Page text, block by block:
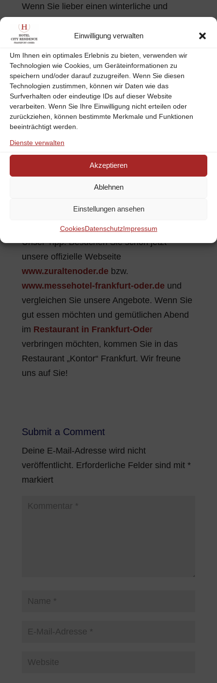
Einwilligung verwalten
Um Ihnen ein optimales Erlebnis zu bieten, verwenden wir
Technologien wie Cookies, um Geräteinformationen zu
speichern und/oder darauf zuzugreifen. Wenn Sie diesen
Technologien zustimmen, können wir Daten wie das
Surfverhalten oder eindeutige IDs auf dieser Website
verarbeiten. Wenn Sie Ihre Einwilligung nicht erteilen oder
zurückziehen, können bestimmte Merkmale und Funktionen
beeinträchtigt werden.
Dienste verwalten
Akzeptieren
Ablehnen
Einstellungen ansehen
CookiesDatenschutzImpressum
Wenn Sie lieber einen winterliche und
können Sie noch bis Ende Februar die
im Museum Viadrina sehen. Hier zeigt das
Museum besondere Kunstwerke dieser
Glaskugeln mit Schneeeffekt.
Wir beraten Sie gerne zu den
unterhaltsamsten kulturellen
Veranstaltungen während Ihres Aufenthalts
Hotel in Frankfurt-Oder
Kommen Sie gerne auf uns zu und wählen
Sie Veranstaltungen ganz nach Ihrem
Geschmack aus, die Ihren
Aufenthalt in
Unser Tipp: Besuchen Sie schon jetzt
unsere offizielle Webseite
www.zuraltenoder.de bzw.
www.messehotel-frankfurt-oder.de und
vergleichen Sie unsere Angebote. Wenn Sie
gut essen möchten und gemütlichen Abend
im Restaurant in Frankfurt-Oder
verbringen möchten, kommen Sie in das
Restaurant „Kontor“ Frankfurt. Wir freune
uns auf Sie!
Submit a Comment
Deine E-Mail-Adresse wird nicht
veröffentlicht. Erforderliche Felder sind mit *
markiert